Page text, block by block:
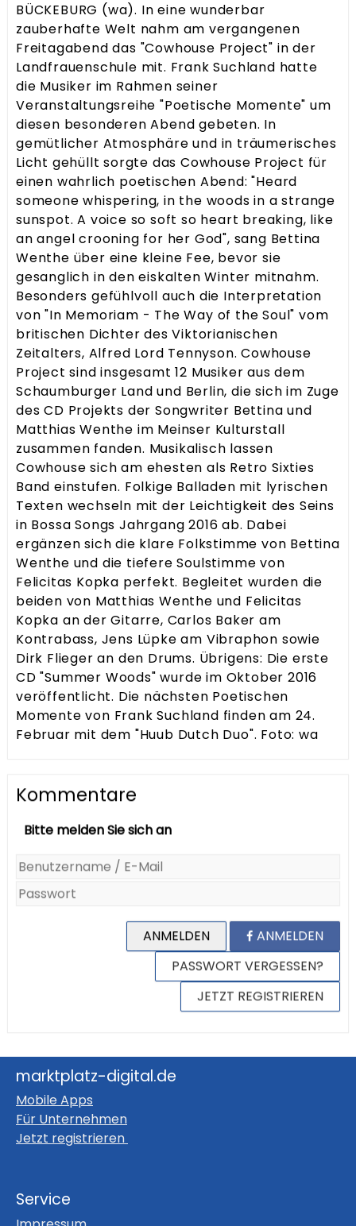
BÜCKEBURG (wa). In eine wunderbar
zauberhafte Welt nahm am vergangenen
Freitagabend das "Cowhouse Project" in der
Landfrauenschule mit. Frank Suchland hatte
die Musiker im Rahmen seiner
Veranstaltungsreihe "Poetische Momente" um
diesen besonderen Abend gebeten. In
gemütlicher Atmosphäre und in träumerisches
Licht gehüllt sorgte das Cowhouse Project für
einen wahrlich poetischen Abend: "Heard
someone whispering, in the woods in a strange
sunspot. A voice so soft so heart breaking, like
an angel crooning for her God", sang Bettina
Wenthe über eine kleine Fee, bevor sie
gesanglich in den eiskalten Winter mitnahm.
Besonders gefühlvoll auch die Interpretation
von "In Memoriam - The Way of the Soul" vom
britischen Dichter des Viktorianischen
Zeitalters, Alfred Lord Tennyson. Cowhouse
Project sind insgesamt 12 Musiker aus dem
Schaumburger Land und Berlin, die sich im Zuge
des CD Projekts der Songwriter Bettina und
Matthias Wenthe im Meinser Kulturstall
zusammen fanden. Musikalisch lassen
Cowhouse sich am ehesten als Retro Sixties
Band einstufen. Folkige Balladen mit lyrischen
Texten wechseln mit der Leichtigkeit des Seins
in Bossa Songs Jahrgang 2016 ab. Dabei
ergänzen sich die klare Folkstimme von Bettina
Wenthe und die tiefere Soulstimme von
Felicitas Kopka perfekt. Begleitet wurden die
beiden von Matthias Wenthe und Felicitas
Kopka an der Gitarre, Carlos Baker am
Kontrabass, Jens Lüpke am Vibraphon sowie
Dirk Flieger an den Drums. Übrigens: Die erste
CD "Summer Woods" wurde im Oktober 2016
veröffentlicht. Die nächsten Poetischen
Momente von Frank Suchland finden am 24.
Februar mit dem "Huub Dutch Duo". Foto: wa
Kommentare
Bitte melden Sie sich an
ANMELDEN
ANMELDEN
PASSWORT VERGESSEN?
JETZT REGISTRIEREN
marktplatz-digital.de
Mobile Apps
Für Unternehmen
Jetzt registrieren
Service